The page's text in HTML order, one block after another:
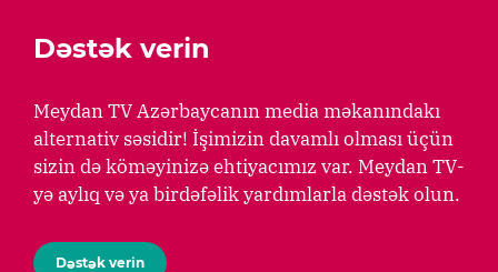
Dəstək verin
Meydan TV Azərbaycanın media məkanındakı
alternativ səsidir! İşimizin davamlı olması üçün
sizin də köməyinizə ehtiyacımız var. Meydan TV-
yə aylıq və ya birdəfəlik yardımlarla dəstək olun.
Dəstək verin